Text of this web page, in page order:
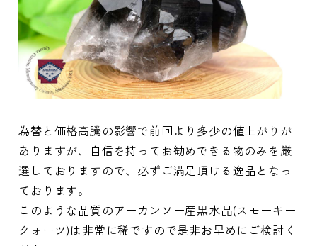
為替と価格高騰の影響で前回より多少の値上がりが
ありますが、自信を持ってお勧めできる物のみを厳
選しておりますので、必ずご満足頂ける逸品となっ
ております。
このような品質のアーカンソー産黒水晶(スモーキー
クォーツ)は非常に稀ですので是非お早めにご検討く